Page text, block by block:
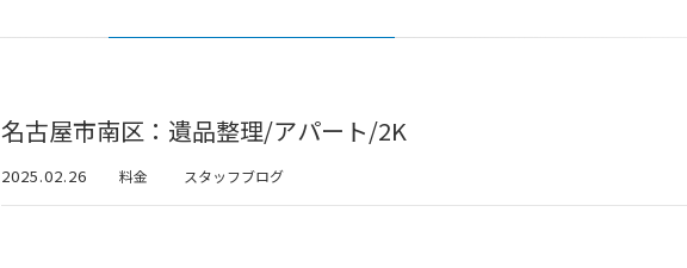
名古屋市南区：遺品整理/アパート/2K
2025.02.26 料金 スタッフブログ